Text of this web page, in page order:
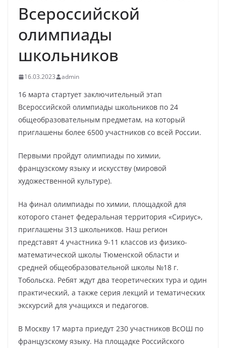
Всероссийской
олимпиады
школьников
16.03.2023 admin
16 марта стартует заключительный этап
Всероссийской олимпиады школьников по 24
общеобразовательным предметам, на который
приглашены более 6500 участников со всей России.
Первыми пройдут олимпиады по химии,
французскому языку и искусству (мировой
художественной культуре).
На финал олимпиады по химии, площадкой для
которого станет федеральная территория «Сириус»,
приглашены 313 школьников. Наш регион
представят 4 участника 9-11 классов из физико-
математической школы Тюменской области и
средней общеобразовательной школы №18 г.
Тобольска. Ребят ждут два теоретических тура и один
практический, а также серия лекций и тематических
экскурсий для учащихся и педагогов.
В Москву 17 марта приедут 230 участников ВсОШ по
французскому языку. На площадке Российского